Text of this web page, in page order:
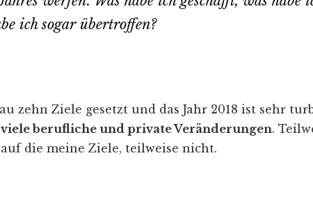
ich sogar übertroffen?
zehn Ziele gesetzt und das Jahr 2018 ist sehr
viele berufliche und private Veränderungen.
die meine Ziele, teilweise nicht.